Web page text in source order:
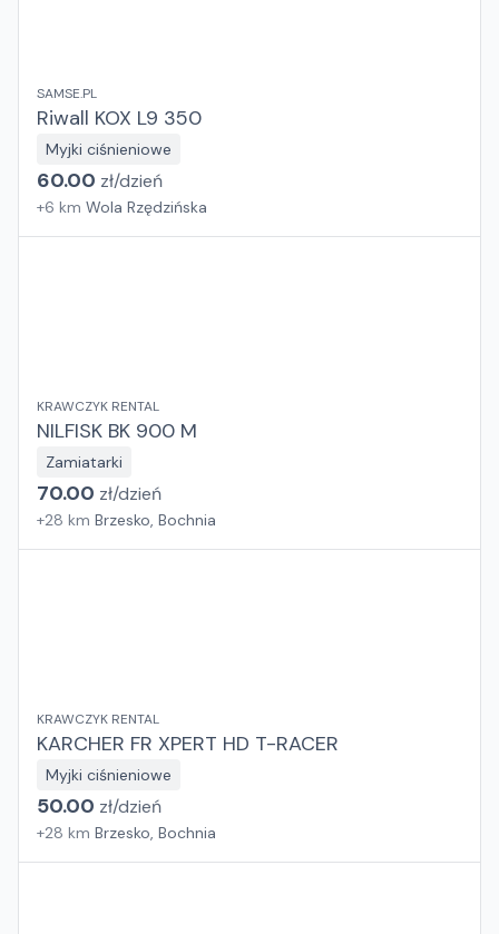
SAMSE.PL
Riwall KOX L9 350
Myjki ciśnieniowe
60.00 zł/dzień
+6 km Wola Rzędzińska
KRAWCZYK RENTAL
NILFISK BK 900 M
Zamiatarki
70.00 zł/dzień
+28 km Brzesko, Bochnia
KRAWCZYK RENTAL
KARCHER FR XPERT HD T-RACER
Myjki ciśnieniowe
50.00 zł/dzień
+28 km Brzesko, Bochnia